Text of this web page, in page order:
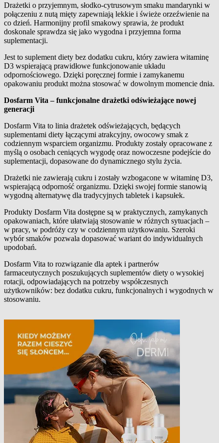
Opis produktu
Drażetki o przyjemnym, słodko‑cytrusowym smaku mandarynki w
połączeniu z nutą mięty zapewniają lekkie i świeże orzeźwienie na
co dzień. Harmonijny profil smakowy sprawia, że produkt
doskonale sprawdza się jako wygodna i przyjemna forma
suplementacji.
Jest to suplement diety bez dodatku cukru, który zawiera witaminę
D3 wspierającą prawidłowe funkcjonowanie układu
odpornościowego. Dzięki poręcznej formie i zamykanemu
opakowaniu produkt można stosować w dowolnym momencie dnia.
Dosfarm Vita – funkcjonalne drażetki odświeżające nowej
generacji
Dosfarm Vita to linia drażetek odświeżających, będących
suplementami diety łączącymi atrakcyjny, owocowy smak z
codziennym wsparciem organizmu. Produkty zostały opracowane z
myślą o osobach ceniących wygodę oraz nowoczesne podejście do
suplementacji, dopasowane do dynamicznego stylu życia.
Drażetki nie zawierają cukru i zostały wzbogacone w witaminę D3,
wspierającą odporność organizmu. Dzięki swojej formie stanowią
wygodną alternatywę dla tradycyjnych tabletek i kapsułek.
Produkty Dosfarm Vita dostępne są w praktycznych, zamykanych
opakowaniach, które ułatwiają stosowanie w różnych sytuacjach –
w pracy, w podróży czy w codziennym użytkowaniu. Szeroki
wybór smaków pozwala dopasować wariant do indywidualnych
upodobań.
Dosfarm Vita to rozwiązanie dla aptek i partnerów
farmaceutycznych poszukujących suplementów diety o wysokiej
rotacji, odpowiadających na potrzeby współczesnych
użytkowników: bez dodatku cukru, funkcjonalnych i wygodnych w
stosowaniu.